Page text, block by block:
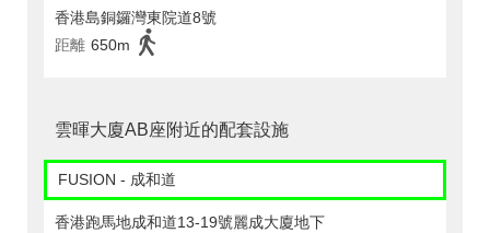
香港島銅鑼灣東院道8號
距離 650m
雲暉大廈AB座附近的配套設施
FUSION - 成和道
香港跑馬地成和道13-19號麗成大廈地下